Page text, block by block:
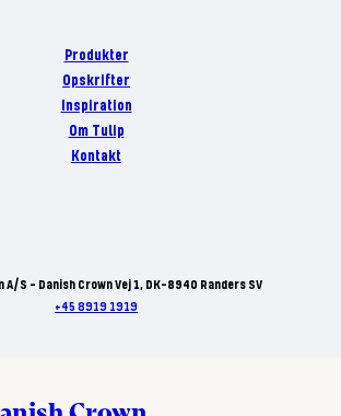
Produkter
Opskrifter
Inspiration
Om Tulip
Kontakt
A/S - Danish Crown Vej 1, DK-8940 Randers SV
+45 8919 1919